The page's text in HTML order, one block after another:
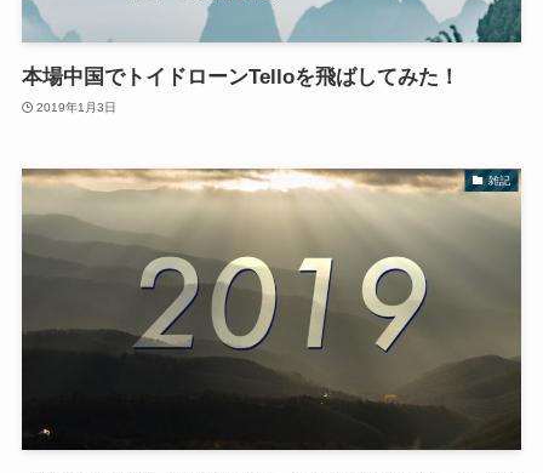
本場中国でトイドローンTelloを飛ばしてみた！
2019年1月3日
雑記